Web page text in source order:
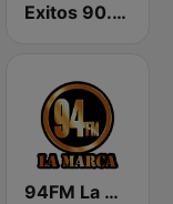
Exitos 90.9 FM
94FM La Marca